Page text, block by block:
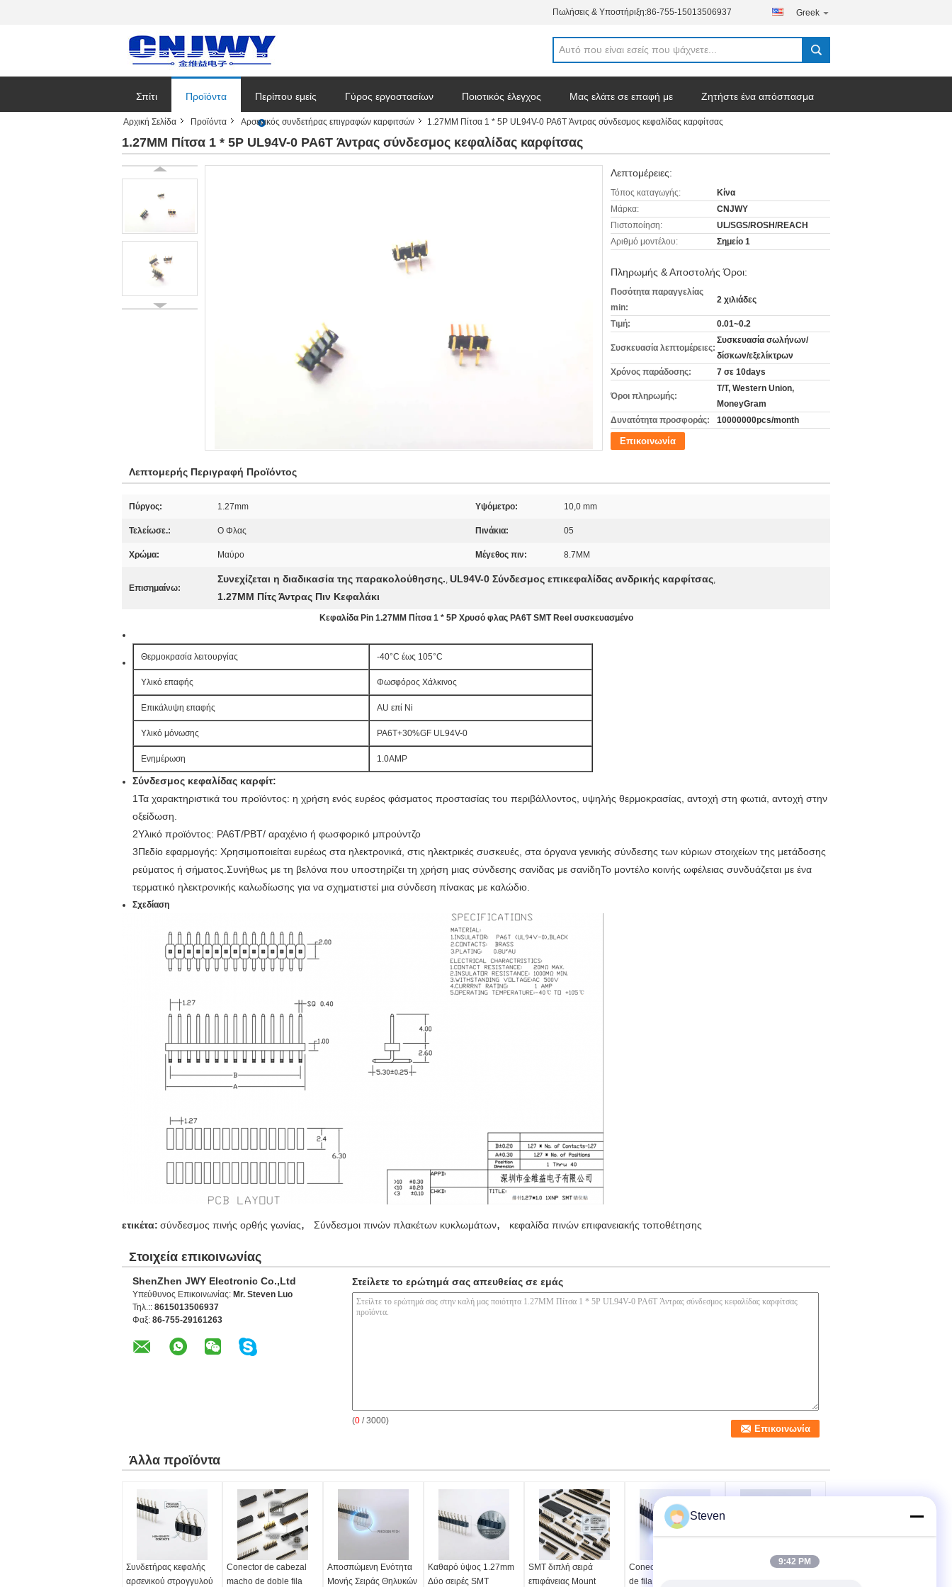
Πωλήσεις & Υποστήριξη:86-755-15013506937 Greek
Σπίτι Προϊόντα Περίπου εμείς Γύρος εργοστασίων Ποιοτικός έλεγχος Μας ελάτε σε επαφή με Ζητήστε ένα απόσπασμα
Εταιρικές ειδήσεις
Αρχική Σελίδα Προϊόντα Αρσενικός συνδετήρας επιγραφών καρφιτσών 1.27MM Πίτσα 1 * 5P UL94V-0 PA6T Άντρας σύνδεσμος κεφαλίδας καρφίτσας
1.27MM Πίτσα 1 * 5P UL94V-0 PA6T Άντρας σύνδεσμος κεφαλίδας καρφίτσας
Λεπτομέρειες:
Τόπος καταγωγής:
Κίνα
Μάρκα:
CNJWY
Πιστοποίηση:
UL/SGS/ROSH/REACH
Αριθμό μοντέλου:
Σημείο 1
Πληρωμής & Αποστολής Όροι:
Ποσότητα παραγγελίας
min:
2 χιλιάδες
Τιμή: 0.01~0.2
Συσκευασία λεπτομέρειες:
Συσκευασία σωλήνων/
δίσκων/εξελίκτρων
Χρόνος παράδοσης:
7 σε 10days
Όροι πληρωμής:
T/T, Western Union,
MoneyGram
Δυνατότητα προσφοράς:
10000000pcs/month
Επικοινωνία
Λεπτομερής Περιγραφή Προϊόντος
Πύργος: 1.27mm Υψόμετρο: 10,0 mm
Τελείωσε.: Ο Φλας Πινάκια: 05
Χρώμα: Μαύρο Μέγεθος πιν: 8.7MM
Επισημαίνω:
Συνεχίζεται η διαδικασία της παρακολούθησης., UL94V-0 Σύνδεσμος επικεφαλίδας ανδρικής καρφίτσας,
1.27MM Πίτς Άντρας Πιν Κεφαλάκι
Κεφαλίδα Pin 1.27MM Πίτσα 1 * 5P Χρυσό φλας PA6T SMT Reel συσκευασμένο
Θερμοκρασία λειτουργίας -40°C έως 105°C
Υλικό επαφής Φωσφόρος Χάλκινος
Επικάλυψη επαφής AU επί Ni
Υλικό μόνωσης PA6T+30%GF UL94V-0
Ενημέρωση 1.0AMP
Σύνδεσμος κεφαλίδας καρφίτ:
1Τα χαρακτηριστικά του προϊόντος: η χρήση ενός ευρέος φάσματος προστασίας του περιβάλλοντος, υψηλής θερμοκρασίας, αντοχή στη φωτιά, αντοχή στην
οξείδωση.
2Υλικό προϊόντος: PA6T/PBT/ αραχένιο ή φωσφορικό μπρούντζο
3Πεδίο εφαρμογής: Χρησιμοποιείται ευρέως στα ηλεκτρονικά, στις ηλεκτρικές συσκευές, στα όργανα γενικής σύνδεσης των κύριων στοιχείων της μετάδοσης
ρεύματος ή σήματος.Συνήθως με τη βελόνα που υποστηρίζει τη χρήση μιας σύνδεσης σανίδας με σανίδηΤο μοντέλο κοινής ωφέλειας συνδυάζεται με ένα
τερματικό ηλεκτρονικής καλωδίωσης για να σχηματιστεί μια σύνδεση πίνακας με καλώδιο.
Σχεδίαση
ετικέτα: σύνδεσμος πινής ορθής γωνίας, Σύνδεσμοι πινών πλακέτων κυκλωμάτων, κεφαλίδα πινών επιφανειακής τοποθέτησης
Στοιχεία επικοινωνίας
ShenZhen JWY Electronic Co.,Ltd
Υπεύθυνος Επικοινωνίας: Mr. Steven Luo
Τηλ.:: 8615013506937
Φαξ: 86-755-29161263
Στείλετε το ερώτημά σας απευθείας σε εμάς
(0 / 3000)
Άλλα προϊόντα
Συνδετήρας κεφαλής
αρσενικού στρογγυλού
Conector de cabezal
macho de doble fila
Αποσπώμενη Ενότητα
Μονής Σειράς Θηλυκών
Καθαρό ύψος 1.27mm
Δύο σειρές SMT
SMT διπλή σειρά
επιφάνειας Mount
Conector de pin macho
de fila única de montaje
Διπλή σειρά δεξιά γωνία
Steven
9:42 PM